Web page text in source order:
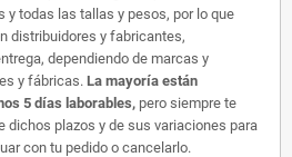
todas las tallas y pesos, por lo que
distribuidores y fabricantes,
dependiendo de marcas y
y fábricas. La mayoría están
5 días laborables, pero siempre te
dichos plazos y de sus variaciones para
con tu pedido o cancelarlo.